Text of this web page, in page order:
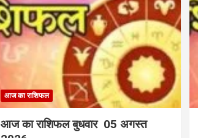
आज का राशिफल
आज का राशिफल बुधवार 05 अगस्त